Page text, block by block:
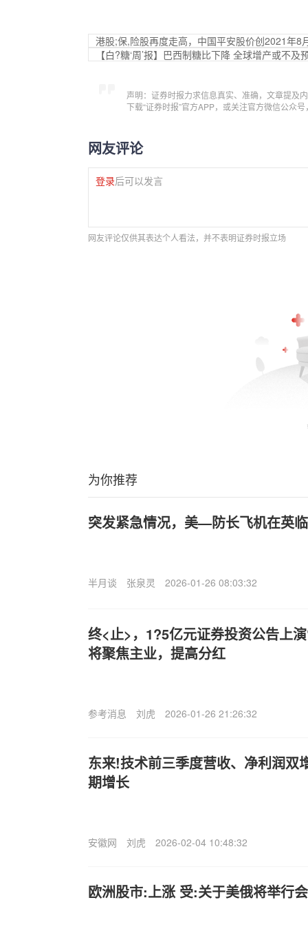
港股;保,险股再度走高，中国平安股价创2021年8
【白?糖‘周’报】巴西制糖比下降 全球增产或不及
声明：证券时报力求信息真实、准确，文章提及
下载“证券时报”官方APP，或关注官方微信公众
网友评论
登录后可以发言
网友评论仅供其表达个人看法，并不表明证券时报立场
为你推荐
突发紧急情况，美—防长飞机在英
半月谈 张泉灵 2026-01-26 08:03:32
终<止>，1?5亿元证券投资公告上
将聚焦主业，提高分红
参考消息 刘虎 2026-01-26 21:26:32
东来!技术前三季度营收、净利润双
期增长
安徽网 刘虎 2026-02-04 10:48:32
欧洲股市:上涨 受:关于美俄将举行